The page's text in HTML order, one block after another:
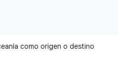
como origen o destino